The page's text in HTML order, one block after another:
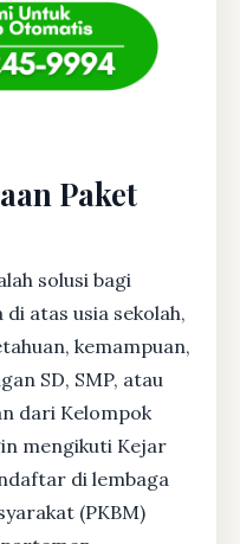
Paket
solusi bagi
atas usia sekolah,
kemampuan,
SD, SMP, atau
dari Kelompok
mengikuti Kejar
di lembaga
(PKBM)